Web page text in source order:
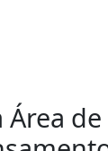
de